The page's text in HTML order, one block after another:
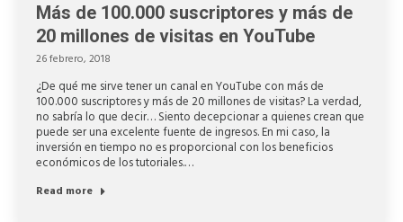
Más de 100.000 suscriptores y más de
20 millones de visitas en YouTube
26 febrero, 2018
¿De qué me sirve tener un canal en YouTube con más de
100.000 suscriptores y más de 20 millones de visitas? La verdad,
no sabría lo que decir… Siento decepcionar a quienes crean que
puede ser una excelente fuente de ingresos. En mi caso, la
inversión en tiempo no es proporcional con los beneficios
económicos de los tutoriales.…
Read more